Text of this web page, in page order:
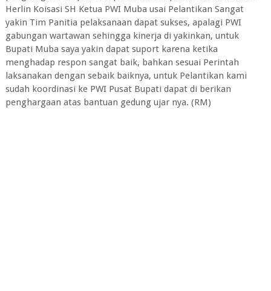
Herlin Koisasi SH Ketua PWI Muba usai Pelantikan Sangat
yakin Tim Panitia pelaksanaan dapat sukses, apalagi PWI
gabungan wartawan sehingga kinerja di yakinkan, untuk
Bupati Muba saya yakin dapat suport karena ketika
menghadap respon sangat baik, bahkan sesuai Perintah
laksanakan dengan sebaik baiknya, untuk Pelantikan kami
sudah koordinasi ke PWI Pusat Bupati dapat di berikan
penghargaan atas bantuan gedung ujar nya. (RM)